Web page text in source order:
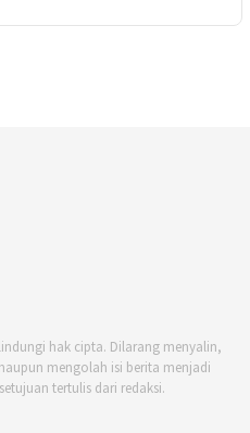
hak cipta. Dilarang menyalin,
mengolah isi berita menjadi
tertulis dari redaksi.